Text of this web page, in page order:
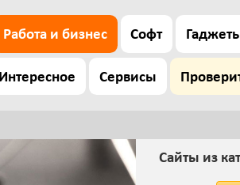
Работа и бизнес Софт
Интересное Сервисы
Сайты из